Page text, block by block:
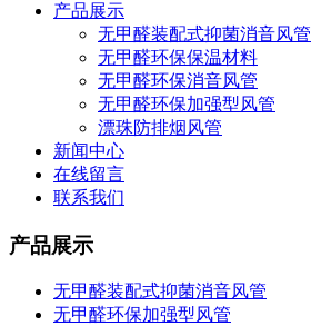
产品展示
无甲醛装配式抑菌消音风管
无甲醛环保保温材料
无甲醛环保消音风管
无甲醛环保加强型风管
漂珠防排烟风管
新闻中心
在线留言
联系我们
产品展示
无甲醛装配式抑菌消音风管
无甲醛环保加强型风管